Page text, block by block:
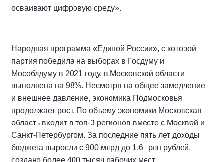
осваивают цифровую среду».
Народная программа «Единой России», с которой
партия победила на выборах в Госдуму и
Мособлдуму в 2021 году, в Московской области
выполнена на 98%. Несмотря на общее замедление
и внешнее давление, экономика Подмосковья
продолжает рост. По объему экономики Московская
область входит в топ-3 регионов вместе с Москвой и
Санкт-Петербургом. За последние пять лет доходы
бюджета выросли с 900 млрд до 1,6 трлн рублей,
создано более 400 тысяч рабочих мест.